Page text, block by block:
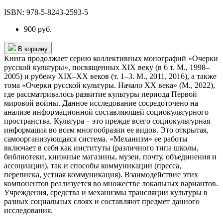
ISBN: 978-5-8243-2593-5
900 руб.
В корзину
Книга продолжает серию коллективных монографий «Очерки
русской культуры», посвященных XIX веку (в 6 т. М., 1998–
2005) и рубежу XIX–ХХ веков (т. 1–3. М., 2011, 2016), а также
тома «Очерки русской культуры. Начало XX века» (М., 2022),
где рассматривалось развитие культуры периода Первой
мировой войны. Данное исследование сосредоточено на
анализе информационной составляющей социокультурного
пространства. Культура – это прежде всего социокультурная
информация во всем многообразии ее видов. Это открытая,
самоорганизующаяся система. «Механизм» ее работы
включает в себя как институты (различного типа школы,
библиотеки, книжные магазины, музеи, почту, объединения и
ассоциации), так и способы коммуникации (пресса,
переписка, устная коммуникация). Взаимодействие этих
компонентов реализуется во множестве локальных вариантов.
Учреждения, средства и механизмы трансляции культуры в
разных социальных слоях и составляют предмет данного
исследования.